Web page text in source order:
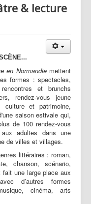
& lecture
en Normandiemettent
formes : spectacles,
et brunchs
rendez-vous jeune
culture et patrimoine,
saison estivale qui,
de 100 rendez-vous
adultes dans une
de villes et villages.
littéraires : roman,
chanson, scénario,
une large place aux
d’autres formes
cinéma, arts